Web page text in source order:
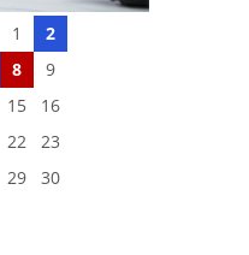
1
2
8
9
15
16
22
23
29
30